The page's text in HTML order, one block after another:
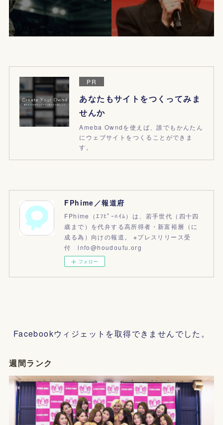
PR
あなたもサイトをつくってみま
せんか
Ameba Owndを使えば、誰でもかんたん
にウェブサイトをつくることができま
す。
FPhime／報道府
FPhime（ｴﾌﾋﾟｰﾊｲﾑ）は、若手世代（四十四
歳まで）を代弁する高所得者・新富裕層（に
成る為）向けの報道。 ※プレスリリース受
付 info@houdoufu.org
フォロー
Facebookウィジェットを取得できませんでした。
週間ランク